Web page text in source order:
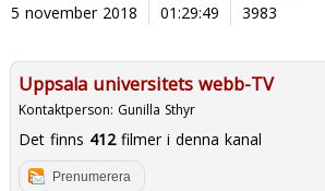
5 november 2018
01:29:49
3983
Uppsala universitets webb-TV
Kontaktperson: Gunilla Sthyr
Det finns 412filmer i denna kanal
Prenumerera